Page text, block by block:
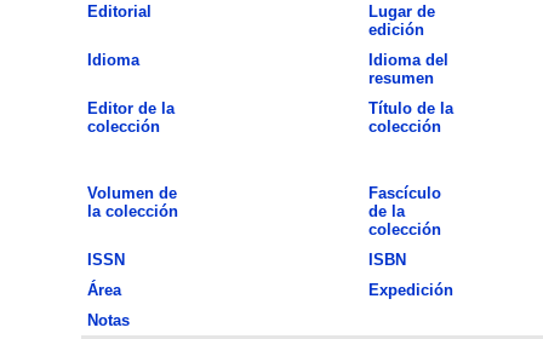
Editorial
Lugar de
edición
Idioma
Idioma del
resumen
Editor de la
colección
Título de la
colección
Volumen de
la colección
Fascículo
de la
colección
ISSN
ISBN
Área
Expedición
Notas